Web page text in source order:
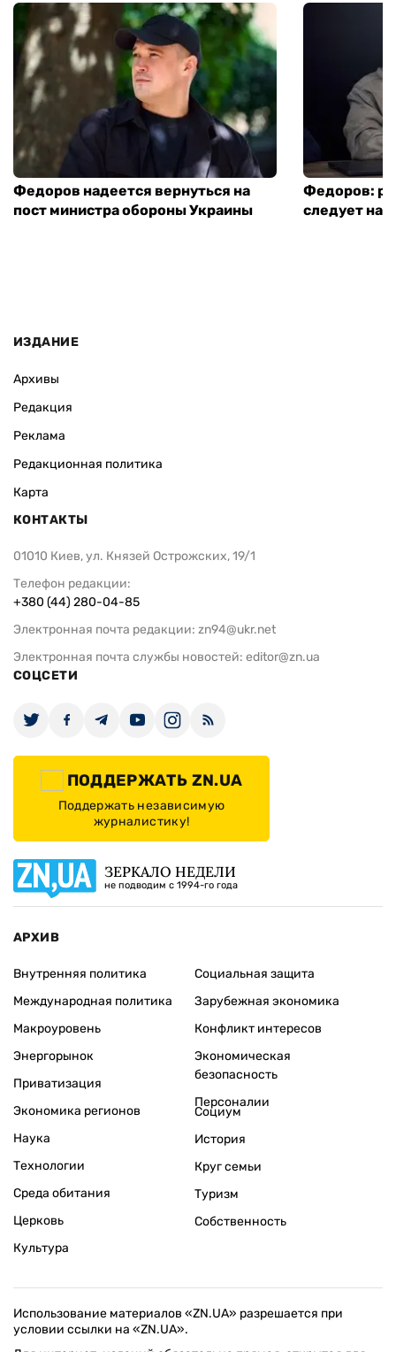
Федоров надеется вернуться на
пост министра обороны Украины
Федоров:
следует
ИЗДАНИЕ
Архивы
Редакция
Реклама
Редакционная политика
Карта
КОНТАКТЫ
01010 Киев, ул. Князей Острожских, 19/1
Телефон редакции:
+380 (44) 280-04-85
Электронная почта редакции: zn94@ukr.net
Электронная почта службы новостей: editor@zn.ua
СОЦСЕТИ
ПОДДЕРЖАТЬ ZN.UA
Поддержать независимую
журналистику!
ЗЕРКАЛО НЕДЕЛИ
не подводим с 1994-го года
АРХИВ
Внутренняя политика
Международная политика
Макроуровень
Энергорынок
Приватизация
Экономика регионов
Социальная защита
Зарубежная экономика
Конфликт интересов
Экономическая
безопасность
Персоналии
Наука
Технологии
Среда обитания
Церковь
Культура
Социум
История
Круг семьи
Туризм
Собственность
Использование материалов «ZN.UA» разрешается при
условии ссылки на «ZN.UA».